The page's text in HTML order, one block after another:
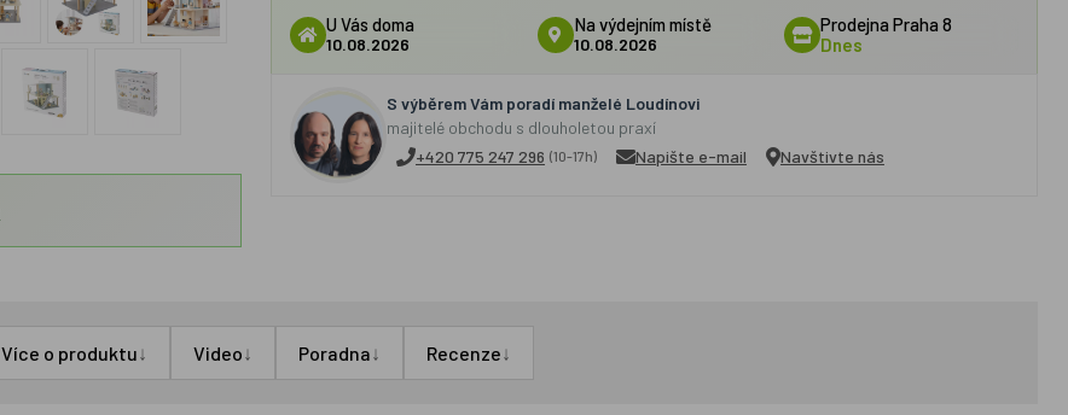
U Vás doma
10.08.2026
Na výdejním místě
10.08.2026
Prodejna Praha 8
Dnes
S výběrem Vám poradí manželé Loudínovi
majitelé obchodu s dlouholetou praxí
+420 775 247 296 (10-17h) Napište e-mail Navštivte nás
Více o produktu↓ Video↓ Poradna↓ Recenze↓